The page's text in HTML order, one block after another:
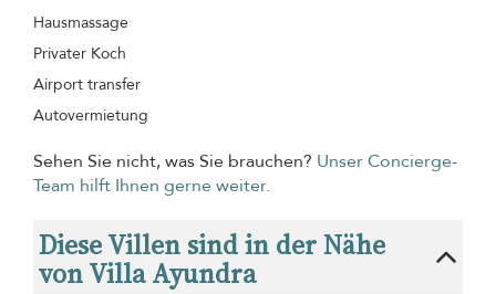
Hausmassage
Privater Koch
Airport transfer
Autovermietung
Sehen Sie nicht, was Sie brauchen? Unser Concierge-
Team hilft Ihnen gerne weiter.
Diese Villen sind in der Nähe
von Villa Ayundra